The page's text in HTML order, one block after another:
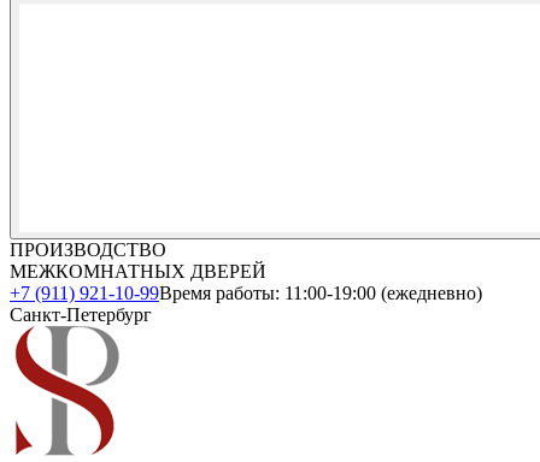
ПРОИЗВОДСТВО
МЕЖКОМНАТНЫХ ДВЕРЕЙ
+7 (911) 921-10-99Время работы: 11:00-19:00 (ежедневно)
Санкт-Петербург